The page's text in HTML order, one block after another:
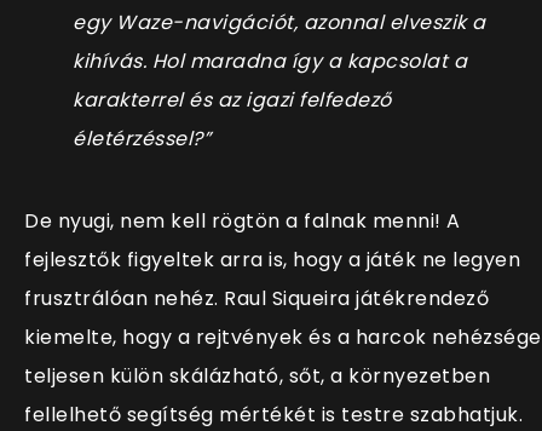
egy Waze-navigációt, azonnal elveszik a
kihívás. Hol maradna így a kapcsolat a
karakterrel és az igazi felfedező
életérzéssel?”
De nyugi, nem kell rögtön a falnak menni! A
fejlesztők figyeltek arra is, hogy a játék ne legyen
frusztrálóan nehéz. Raul Siqueira játékrendező
kiemelte, hogy a rejtvények és a harcok nehézsége
teljesen külön skálázható, sőt, a környezetben
fellelhető segítség mértékét is testre szabhatjuk.